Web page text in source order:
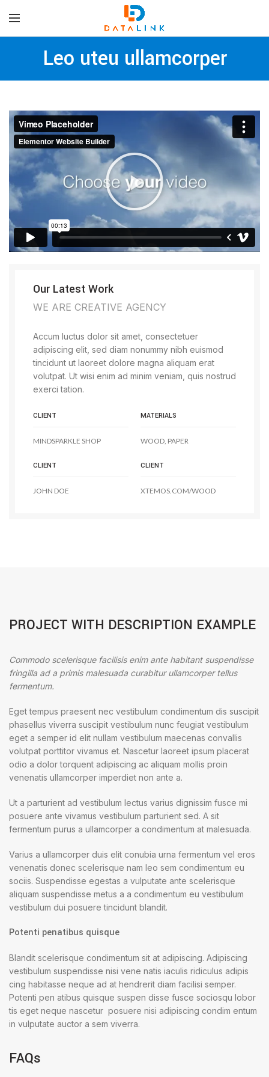
Leo uteu ullamcorper
Our Latest Work
WE ARE CREATIVE AGENCY
Accum luctus dolor sit amet, consectetuer
adipiscing elit, sed diam nonummy nibh euismod
tincidunt ut laoreet dolore magna aliquam erat
volutpat. Ut wisi enim ad minim veniam, quis nostrud
exerci tation.
CLIENT MATERIALS
MINDSPARKLE SHOP WOOD, PAPER
CLIENT CLIENT
JOHN DOE XTEMOS.COM/WOOD
PROJECT WITH DESCRIPTION EXAMPLE
Commodo scelerisque facilisis enim ante habitant suspendisse
fringilla ad a primis malesuada curabitur ullamcorper tellus
fermentum.
Eget tempus praesent nec vestibulum condimentum dis suscipit
phasellus viverra suscipit vestibulum nunc feugiat vestibulum
eget a semper id elit nullam vestibulum maecenas convallis
volutpat porttitor vivamus et. Nascetur laoreet ipsum placerat
odio a dolor torquent adipiscing ac aliquam mollis proin
venenatis ullamcorper imperdiet non ante a.
Ut a parturient ad vestibulum lectus varius dignissim fusce mi
posuere ante vivamus vestibulum parturient sed. A sit
fermentum purus a ullamcorper a condimentum at malesuada.
Varius a ullamcorper duis elit conubia urna fermentum vel eros
venenatis donec scelerisque nam leo sem condimentum eu
sociis. Suspendisse egestas a vulputate ante scelerisque
aliquam suspendisse metus a a condimentum eu vestibulum
vestibulum dui posuere tincidunt blandit.
Potenti penatibus quisque
Blandit scelerisque condimentum sit at adipiscing. Adipiscing
vestibulum suspendisse nisi vene natis iaculis ridiculus adipis
cing habitasse neque ad at hendrerit diam facilisi semper.
Potenti pen atibus quisque suspen disse fusce sociosqu lobor
tis eget neque nascetur posuere nisi adipiscing condim entum
in vulputate auctor a sem viverra.
FAQs